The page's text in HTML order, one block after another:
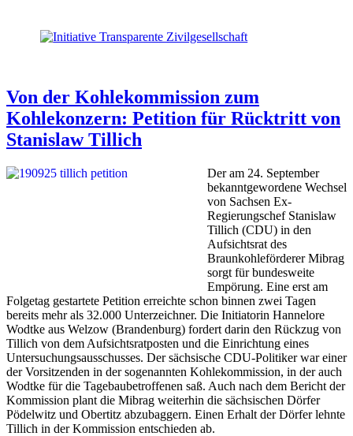
Von der Kohlekommission zum
Kohlekonzern: Petition für Rücktritt von
Stanislaw Tillich
Der am 24. September
bekanntgewordene Wechsel
von Sachsen Ex-
Regierungschef Stanislaw
Tillich (CDU) in den
Aufsichtsrat des
Braunkohleförderer Mibrag
sorgt für bundesweite
Empörung. Eine erst am
Folgetag gestartete Petition erreichte schon binnen zwei Tagen
bereits mehr als 32.000 Unterzeichner. Die Initiatorin Hannelore
Wodtke aus Welzow (Brandenburg) fordert darin den Rückzug von
Tillich von dem Aufsichtsratposten und die Einrichtung eines
Untersuchungsausschusses. Der sächsische CDU-Politiker war einer
der Vorsitzenden in der sogenannten Kohlekommission, in der auch
Wodtke für die Tagebaubetroffenen saß. Auch nach dem Bericht der
Kommission plant die Mibrag weiterhin die sächsischen Dörfer
Pödelwitz und Obertitz abzubaggern. Einen Erhalt der Dörfer lehnte
Tillich in der Kommission entschieden ab.